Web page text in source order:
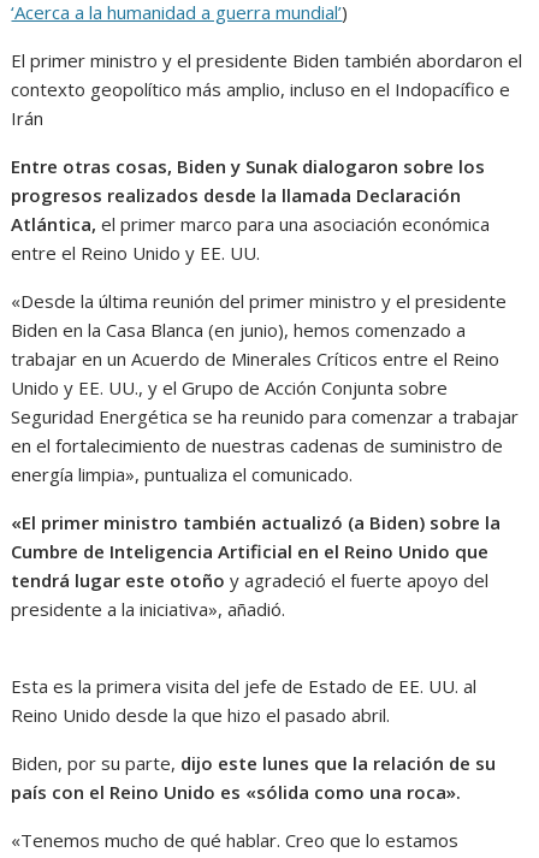
‘Acerca a la humanidad a guerra mundial’)
El primer ministro y el presidente Biden también abordaron el
contexto geopolítico más amplio, incluso en el Indopacífico e
Irán
Entre otras cosas, Biden y Sunak dialogaron sobre los
progresos realizados desde la llamada Declaración
Atlántica,el primer marco para una asociación económica
entre el Reino Unido y EE. UU.
«Desde la última reunión del primer ministro y el presidente
Biden en la Casa Blanca (en junio), hemos comenzado a
trabajar en un Acuerdo de Minerales Críticos entre el Reino
Unido y EE. UU., y el Grupo de Acción Conjunta sobre
Seguridad Energética se ha reunido para comenzar a trabajar
en el fortalecimiento de nuestras cadenas de suministro de
energía limpia», puntualiza el comunicado.
«El primer ministro también actualizó (a Biden) sobre la
Cumbre de Inteligencia Artificial en el Reino Unido que
tendrá lugar este otoño y agradeció el fuerte apoyo del
presidente a la iniciativa», añadió.
Esta es la primera visita del jefe de Estado de EE. UU. al
Reino Unido desde la que hizo el pasado abril.
Biden, por su parte, dijo este lunes que la relación de su
país con el Reino Unido es «sólida como una roca».
«Tenemos mucho de qué hablar. Creo que lo estamos